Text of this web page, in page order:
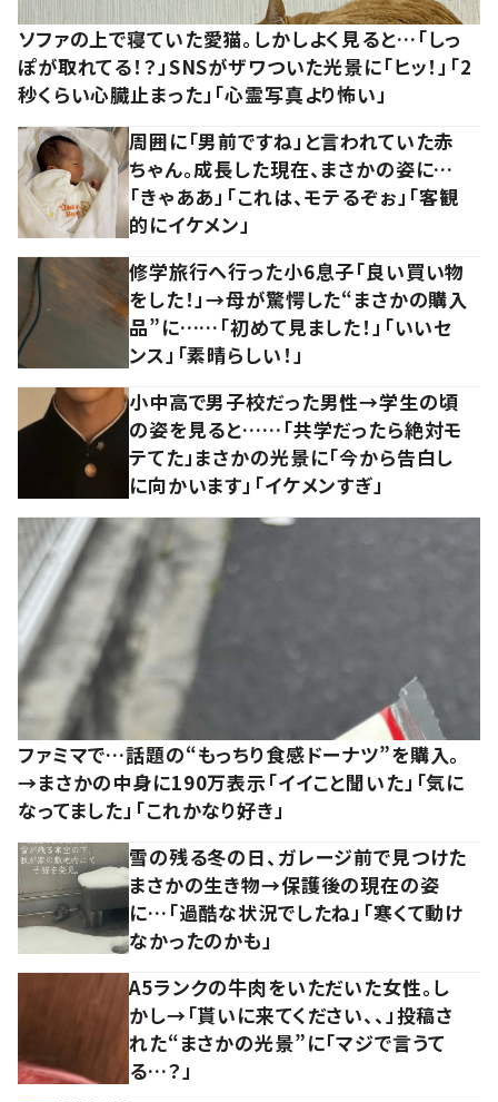
ソファの上で寝ていた愛猫。しかしよく見ると…「しっ
ぽが取れてる！？」SNSがザワついた光景に「ヒッ！」「2
秒くらい心臓止まった」「心霊写真より怖い」
周囲に「男前ですね」と言われていた赤
ちゃん。成長した現在、まさかの姿に…
「きゃああ」「これは、モテるぞぉ」「客観
的にイケメン」
修学旅行へ行った小6息子「良い買い物
をした！」→母が驚愕した“まさかの購入
品”に……「初めて見ました！」「いいセ
ンス」「素晴らしい！」
小中高で男子校だった男性→学生の頃
の姿を見ると……「共学だったら絶対モ
テてた」まさかの光景に「今から告白し
に向かいます」「イケメンすぎ」
ファミマで…話題の“もっちり食感ドーナツ”を購入。
→まさかの中身に190万表示「イイこと聞いた」「気に
なってました」「これかなり好き」
雪の残る冬の日、ガレージ前で見つけた
まさかの生き物→保護後の現在の姿
に…「過酷な状況でしたね」「寒くて動け
なかったのかも」
A5ランクの牛肉をいただいた女性。し
かし→「貰いに来てください、、」投稿さ
れた“まさかの光景”に「マジで言うて
る…？」